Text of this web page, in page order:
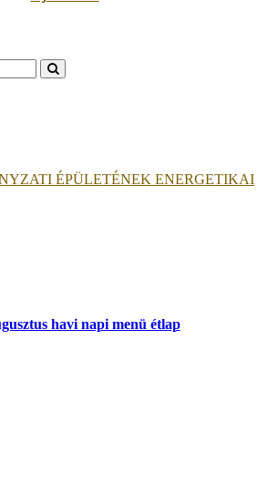
ÉPÜLETÉNEK ENERGETIKAI
havi napi menü étlap